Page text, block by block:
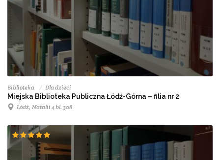
Biblioteka Dla dzieci
Miejska Biblioteka Publiczna Łódź-Górna – filia nr 2
Łódź, Natalii 4 bl. 308